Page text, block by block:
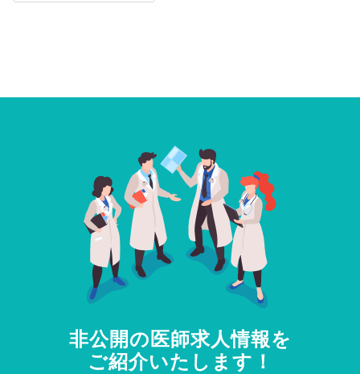
非公開の医師求人情報を
ご紹介いたします！